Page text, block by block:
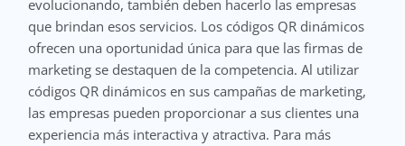
evolucionando, también deben hacerlo las empresas
que brindan esos servicios. Los códigos QR dinámicos
ofrecen una oportunidad única para que las firmas de
marketing se destaquen de la competencia. Al utilizar
códigos QR dinámicos en sus campañas de marketing,
las empresas pueden proporcionar a sus clientes una
experiencia más interactiva y atractiva. Para más